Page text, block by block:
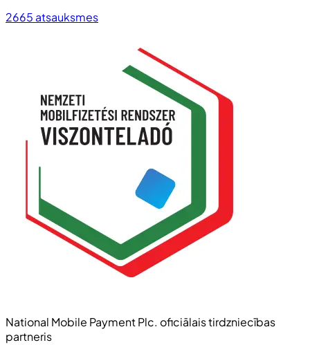
2665 atsauksmes
National Mobile Payment Plc. oficiālais tirdzniecības
partneris